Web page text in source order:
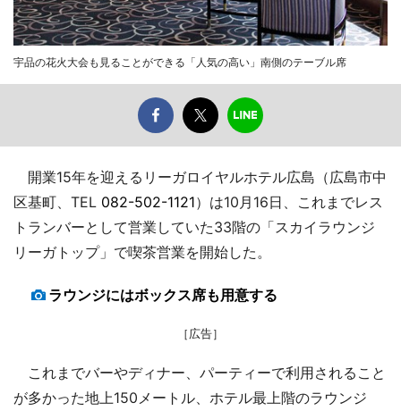
宇品の花火大会も見ることができる「人気の高い」南側のテーブル席
開業15年を迎えるリーガロイヤルホテル広島（広島市中
区基町、TEL 082-502-1121）は10月16日、これまでレス
トランバーとして営業していた33階の「スカイラウンジ
リーガトップ」で喫茶営業を開始した。
ラウンジにはボックス席も用意する
［広告］
これまでバーやディナー、パーティーで利用されること
が多かった地上150メートル、ホテル最上階のラウンジ